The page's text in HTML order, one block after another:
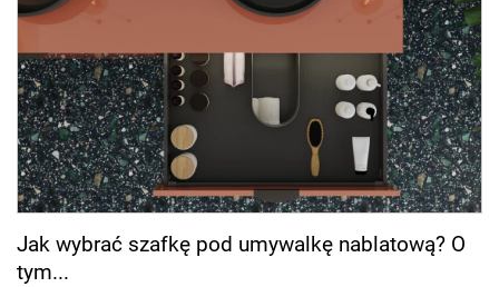
Jak wybrać szafkę pod umywalkę nablatową? O
tym...